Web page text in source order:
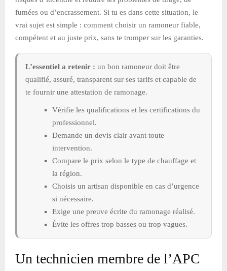
fumées ou d’encrassement. Si tu es dans cette situation, le
vrai sujet est simple : comment choisir un ramoneur fiable,
compétent et au juste prix, sans te tromper sur les garanties.
L’essentiel a retenir : un bon ramoneur doit être
qualifié, assuré, transparent sur ses tarifs et capable de
te fournir une attestation de ramonage.
Vérifie les qualifications et les certifications du
professionnel.
Demande un devis clair avant toute
intervention.
Compare le prix selon le type de chauffage et
la région.
Choisis un artisan disponible en cas d’urgence
si nécessaire.
Exige une preuve écrite du ramonage réalisé.
Évite les offres trop basses ou trop vagues.
Un technicien membre de l’APC